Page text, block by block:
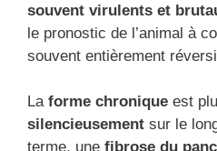
souvent virulents et
le pronostic de l’animal à
souvent entièrement
La forme chronique est
silencieusement sur le
terme, une fibrose du